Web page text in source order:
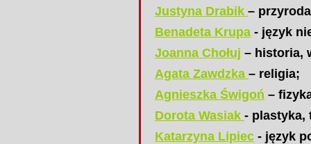
Justyna Drabik –
Benadeta Krupa - język
Joanna Chołuj – historia,
Agata Zawdzka – religia;
Agnieszka Świgoń –
Dorota Wasiak - plastyka,
Katarzyna Lipiec - język